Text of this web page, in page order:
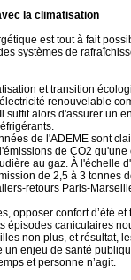
la climatisation
est tout à fait
systèmes de
et transition
renouvelable
suffit alors d'assurer un
de l'ADEME sont
de CO2 qu'une
au gaz. À l'échelle
de 2,5 à 3 tonnes
retours Paris-
opposer confort d’été et
épisodes caniculaires
non plus, et résultat,
un enjeu de santé
et personne n’agit.